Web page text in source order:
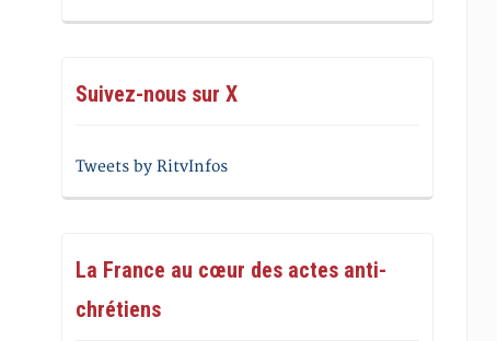
Suivez-nous sur X
Tweets by RitvInfos
La France au cœur des actes anti-
chrétiens